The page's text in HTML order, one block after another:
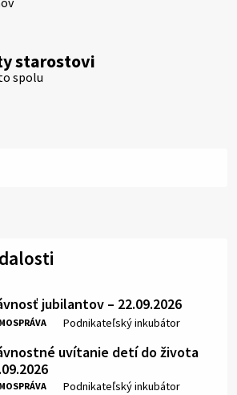
starostovi
spolu
jubilantov – 22.09.2026
Miesto:
Podnikateľský inkubátor
uvítanie detí do života
Miesto:
Podnikateľský inkubátor